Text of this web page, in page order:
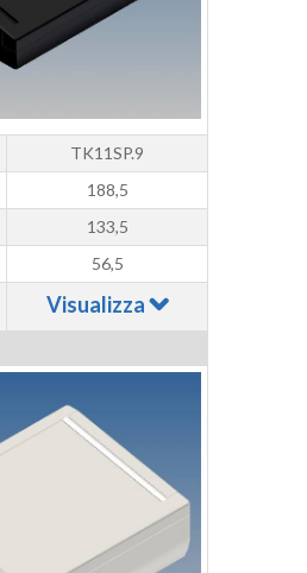
TK11SP.9
188,5
133,5
56,5
Visualizza